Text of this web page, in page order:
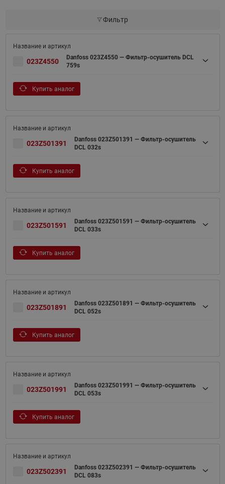
Фильтр
023Z4550
Danfoss 023Z4550 — Фильтр-осушитель DCL
759s
Купить аналог
023Z501391
Danfoss 023Z501391 — Фильтр-осушитель
DCL 032s
Купить аналог
023Z501591
Danfoss 023Z501591 — Фильтр-осушитель
DCL 033s
Купить аналог
023Z501891
Danfoss 023Z501891 — Фильтр-осушитель
DCL 052s
Купить аналог
023Z501991
Danfoss 023Z501991 — Фильтр-осушитель
DCL 053s
Купить аналог
023Z502391
Danfoss 023Z502391 — Фильтр-осушитель
DCL 083s